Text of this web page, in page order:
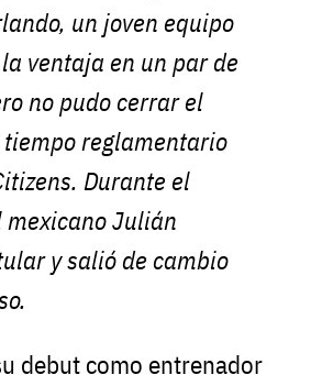
un joven equipo
ventaja en un par de
no pudo cerrar el
reglamentario
Durante el
mexicano Julián
y salió de cambio
debut como entrenador